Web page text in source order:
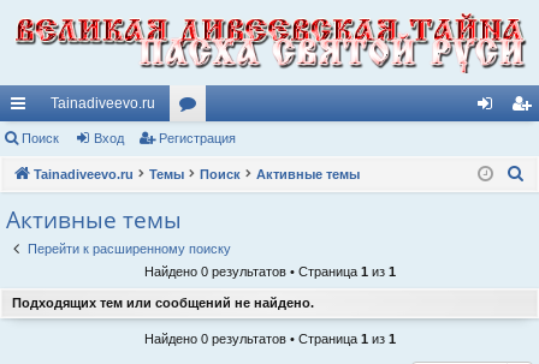
с
ы
лк
и
Tainadiveevo.ru
ор
ум д ис
Поиск Вход Регистрация
Tainadiveevo.ru Темы Поиск Активные темы
Активные темы
Перейти к расширенному поиску
Найдено 0 результатов • Страница 1 из 1
Подходящих тем или сообщений не найдено.
Найдено 0 результатов • Страница 1 из 1